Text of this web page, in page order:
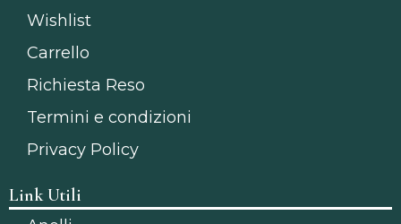
Wishlist
Carrello
Richiesta Reso
Termini e condizioni
Privacy Policy
Link Utili